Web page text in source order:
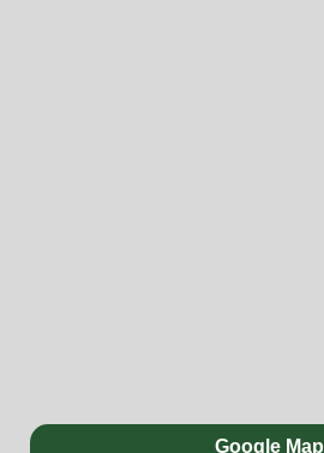
Google Map